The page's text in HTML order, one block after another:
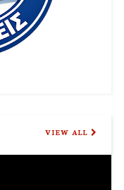
VIEW ALL